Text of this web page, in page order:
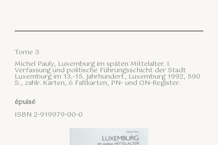
Tome 3
Michel Pauly, Luxemburg im späten Mittelalter. I.
Verfassung und politische Führungsschicht der Stadt
Luxemburg im 13.-15. Jahrhundert, Luxemburg 1992, 590
S., zahlr. Karten, 6 Faltkarten, PN- und ON-Register.
épuisé
ISBN 2-919979-00-0